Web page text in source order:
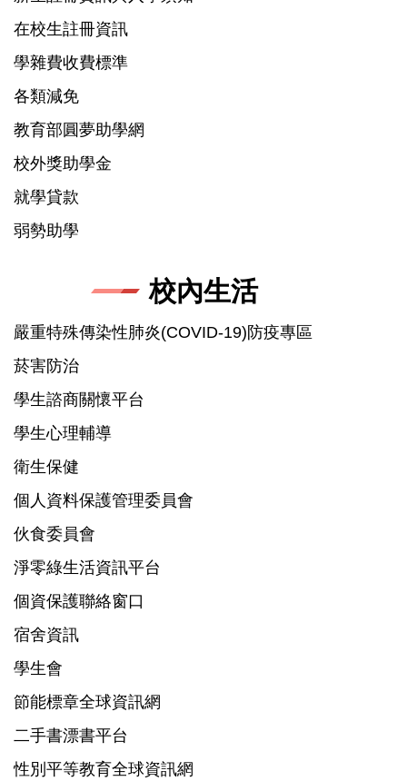
在校生註冊資訊
學雜費收費標準
各類減免
教育部圓夢助學網
校外獎助學金
就學貸款
弱勢助學
校內生活
嚴重特殊傳染性肺炎(COVID-19)防疫專區
菸害防治
學生諮商關懷平台
學生心理輔導
衛生保健
個人資料保護管理委員會
伙食委員會
淨零綠生活資訊平台
個資保護聯絡窗口
宿舍資訊
學生會
節能標章全球資訊網
二手書漂書平台
性別平等教育全球資訊網